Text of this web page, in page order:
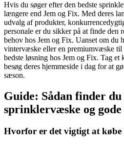
Hvis du søger efter den bedste
længere end Jem og Fix. Med deres
udvalg af produkter,
personale er du sikker på at finde den
behov hos Jem og Fix. Uanset om du
vintervæske eller en premiumvæske til
bedste løsning hos Jem og Fix. Tag
besøg deres hjemmeside i dag for at
sæson.
Guide: Sådan finder
sprinklervæske og
Hvorfor er det vigtigt at